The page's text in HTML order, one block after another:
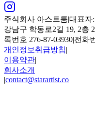
주식회사 아스트룸|대표자
강남구 학동로2길 19, 2층
록번호 276-87-03930|전화
개인정보취급방침|
이용약관|
회사소개
|contact@starartist.co